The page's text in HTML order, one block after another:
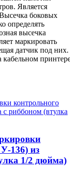
Является
боковых
определять
высечка
маркировать
датчик под них.
кабельном
136) из
1/2 дюйма)